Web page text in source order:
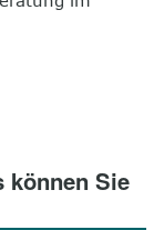
können Sie